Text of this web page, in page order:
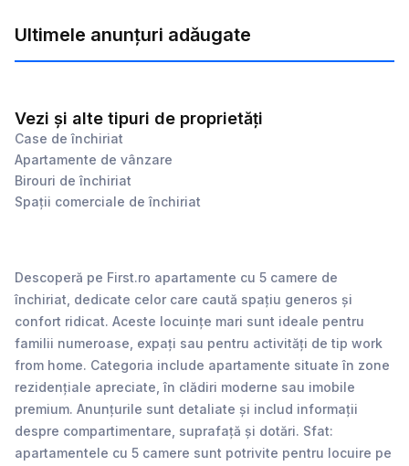
Ultimele anunțuri adăugate
Vezi și alte tipuri de proprietăți
Case de închiriat
Apartamente de vânzare
Birouri de închiriat
Spații comerciale de închiriat
Descoperă pe First.ro apartamente cu 5 camere de
închiriat, dedicate celor care caută spațiu generos și
confort ridicat. Aceste locuințe mari sunt ideale pentru
familii numeroase, expați sau pentru activități de tip work
from home. Categoria include apartamente situate în zone
rezidențiale apreciate, în clădiri moderne sau imobile
premium. Anunțurile sunt detaliate și includ informații
despre compartimentare, suprafață și dotări. Sfat:
apartamentele cu 5 camere sunt potrivite pentru locuire pe